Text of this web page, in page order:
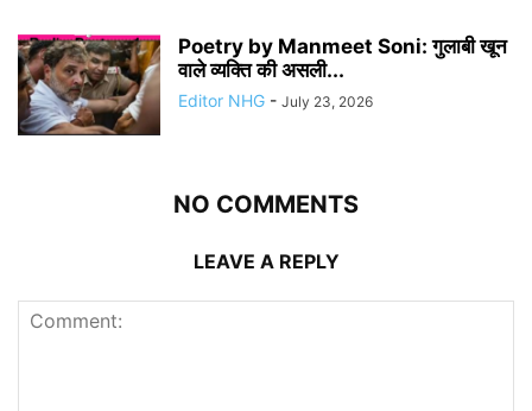
Poetry by Manmeet Soni: गुलाबी खून
वाले व्यक्ति की असली...
Editor NHG - July 23, 2026
NO COMMENTS
LEAVE A REPLY